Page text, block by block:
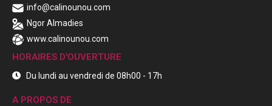
info@calinounou.com
Ngor Almadies
www.calinounou.com
HORAIRES D'OUVERTURE
Du lundi au vendredi de 08h00 - 17h
A PROPOS DE